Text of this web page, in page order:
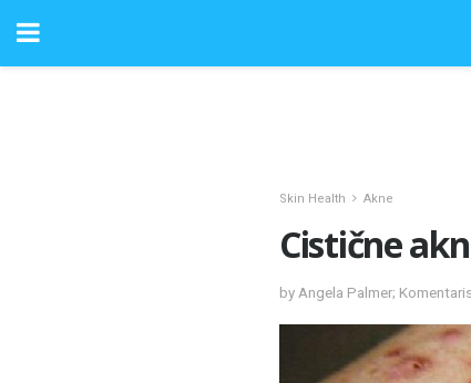
Skin Health Akne
Cistične
by Angela Palmer;